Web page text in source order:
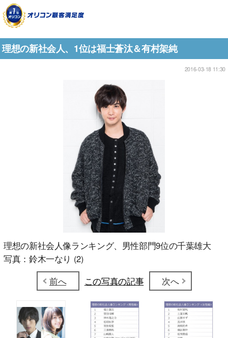
理想の新社会人、1位は福士蒼汰＆有村架純
2016-03-18 11:30
理想の新社会人像ランキング、男性部門9位の千葉雄大
写真：鈴木一なり (2)
前へ
この写真の記事 次へ